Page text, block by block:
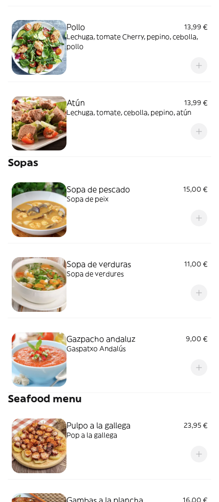
Pollo
13,99 €
Lechuga, tomate Cherry, pepino, cebolla,
pollo
Atún
13,99 €
Lechuga, tomate, cebolla, pepino, atún
Sopas
Sopa de pescado
15,00 €
Sopa de peix
Sopa de verduras
11,00 €
Sopa de verdures
Gazpacho andaluz
9,00 €
Gaspatxo Andalús
Seafood menu
Pulpo a la gallega
23,95 €
Pop a la gallega
Gambas a la plancha
16,00 €